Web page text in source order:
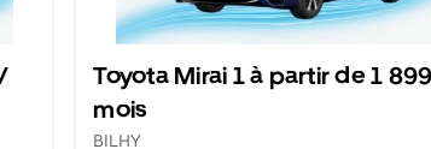
Toyota Mirai 1 à partir de 1
mois
BILHY